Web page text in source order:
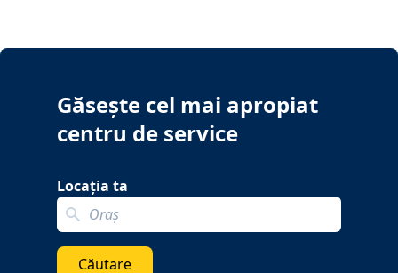
Găsește cel mai apropiat
centru de service
Locația ta
Search localization
Căutare